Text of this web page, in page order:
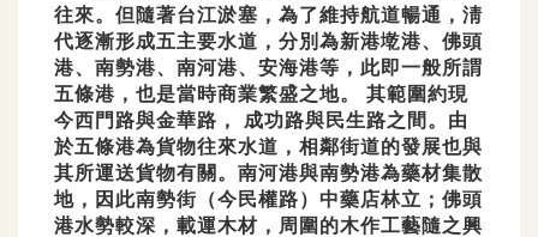
往來。但隨著台江淤塞，為了維持航道暢通，淸
代逐漸形成五主要水道，分別為新港墘港、佛頭
港、南勢港、南河港、安海港等，此即一般所謂
五條港，也是當時商業繁盛之地。 其範圍約現
今西門路與金華路， 成功路與民生路之間。由
於五條港為貨物往來水道，相鄰街道的發展也與
其所運送貨物有關。南河港與南勢港為藥材集散
地，因此南勢街（今民權路） 中藥店林立；佛頭
港水勢較深，載運木材，周圍的木作工藝隨之興